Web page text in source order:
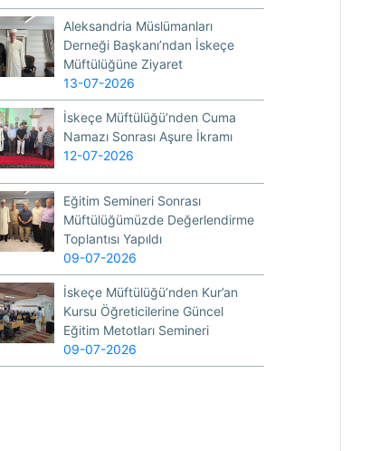
Aleksandria Müslümanları
Derneği Başkanı’ndan İskeçe
Müftülüğüne Ziyaret
13-07-2026
İskeçe Müftülüğü’nden Cuma
Namazı Sonrası Aşure İkramı
12-07-2026
Eğitim Semineri Sonrası
Müftülüğümüzde Değerlendirme
Toplantısı Yapıldı
09-07-2026
İskeçe Müftülüğü’nden Kur’an
Kursu Öğreticilerine Güncel
Eğitim Metotları Semineri
09-07-2026